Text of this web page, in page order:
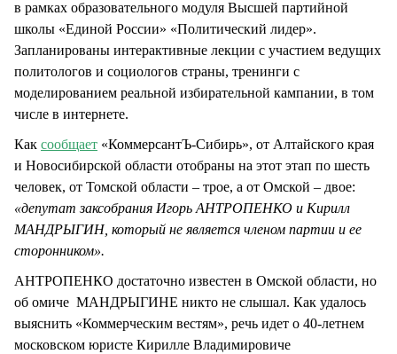
в рамках образовательного модуля Высшей партийной
школы «Единой России» «Политический лидер».
Запланированы интерактивные лекции с участием ведущих
политологов и социологов страны, тренинги с
моделированием реальной избирательной кампании, в том
числе в интернете.
Как сообщает «КоммерсантЪ-Сибирь», от Алтайского края
и Новосибирской области отобраны на этот этап по шесть
человек, от Томской области – трое, а от Омской – двое:
«депутат заксобрания Игорь АНТРОПЕНКО и Кирилл
МАНДРЫГИН, который не является членом партии и ее
сторонником».
АНТРОПЕНКО достаточно известен в Омской области, но
об омиче МАНДРЫГИНЕ никто не слышал. Как удалось
выяснить «Коммерческим вестям», речь идет о 40-летнем
московском юристе Кирилле Владимировиче